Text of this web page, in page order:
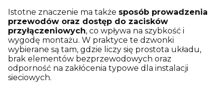
Istotne znaczenie ma także sposób prowadzenia
przewodów oraz dostęp do zacisków
przyłączeniowych, co wpływa na szybkość i
wygodę montażu. W praktyce te dzwonki
wybierane są tam, gdzie liczy się prostota układu,
brak elementów bezprzewodowych oraz
odporność na zakłócenia typowe dla instalacji
sieciowych.